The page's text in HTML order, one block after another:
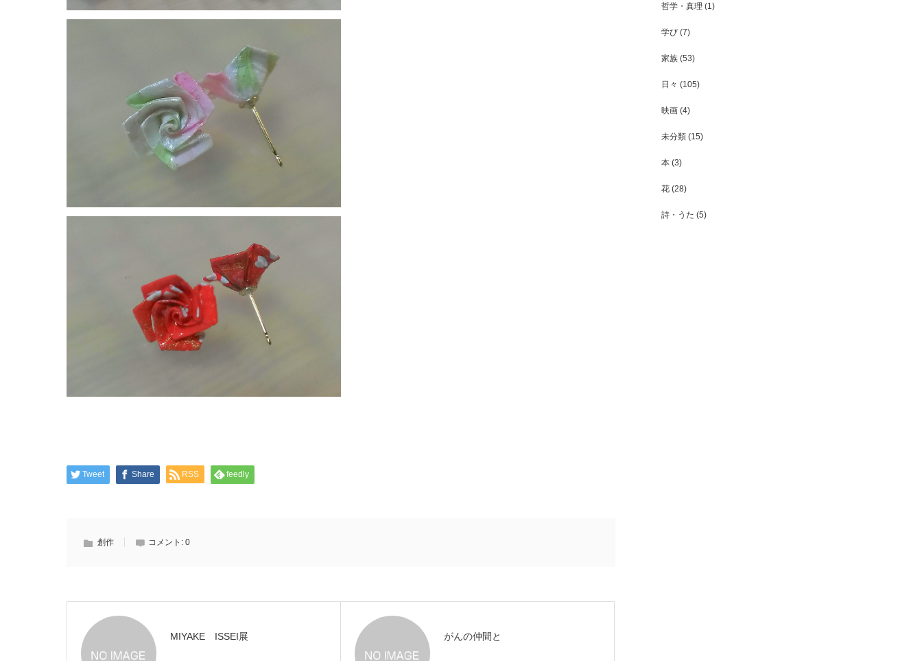
Tweet Share RSS feedly
創作 コメント: 0
MIYAKE ISSEI展 がんの仲間と
哲学・真理 (1)
学び (7)
家族 (53)
日々 (105)
映画 (4)
未分類 (15)
本 (3)
花 (28)
詩・うた (5)